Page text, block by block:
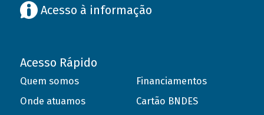
Acesso à informação
Acesso Rápido
Quem somos
Onde atuamos
Financiamentos
Cartão BNDES